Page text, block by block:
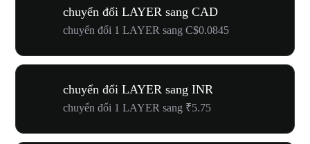
chuyển đổi LAYER sang CAD
chuyển đổi 1 LAYER sang C$0.0845
chuyển đổi LAYER sang INR
chuyển đổi 1 LAYER sang ₹5.75